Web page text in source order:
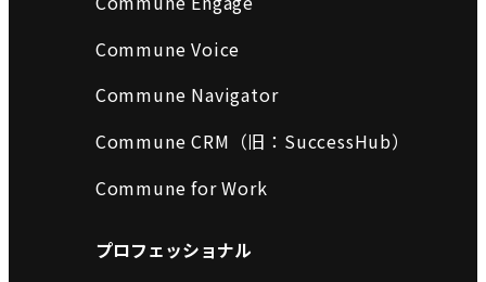
Commune Voice
Commune Navigator
Commune CRM（旧：SuccessHub）
Commune for Work
プロフェッショナル